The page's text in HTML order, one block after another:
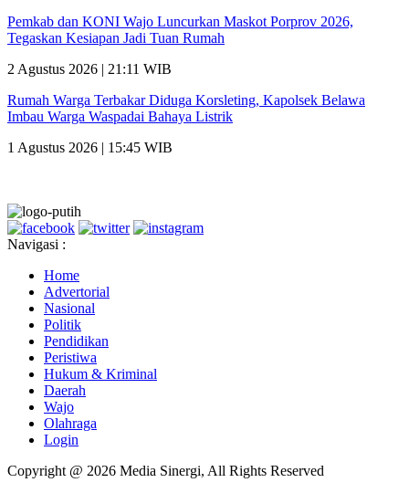
Pemkab dan KONI Wajo Luncurkan Maskot Porprov 2026,
Tegaskan Kesiapan Jadi Tuan Rumah
2 Agustus 2026 | 21:11 WIB
Rumah Warga Terbakar Diduga Korsleting, Kapolsek Belawa
Imbau Warga Waspadai Bahaya Listrik
1 Agustus 2026 | 15:45 WIB
Navigasi :
Home
Advertorial
Nasional
Politik
Pendidikan
Peristiwa
Hukum & Kriminal
Daerah
Wajo
Olahraga
Login
Copyright @ 2026 Media Sinergi, All Rights Reserved